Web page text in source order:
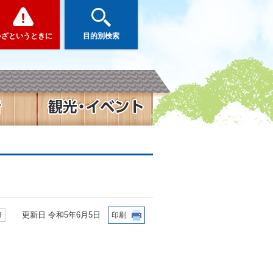
というときに 目的別検索
更新日 令和5年6月5日 印刷